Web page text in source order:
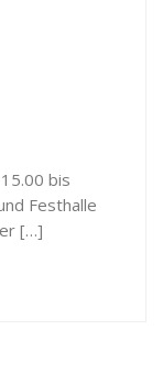
bis
Festhalle
[…]